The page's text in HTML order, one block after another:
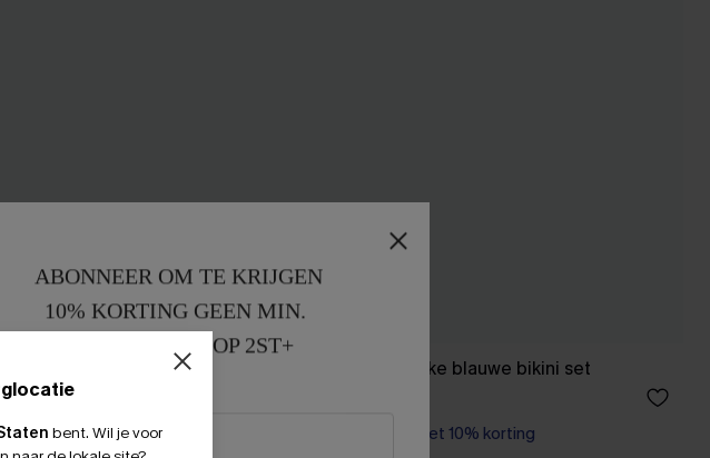
Summer Blauw Badpak uit
€
Aantrekkelijke blauwe bikini set
【AG18】2 met 10% korting
bent. Wil je voor
ABONNEER OM TE KRIJGEN
10% KORTING GEEN MIN.
15% KORTING OP 2ST+